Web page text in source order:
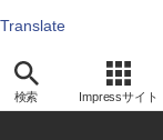
Translate
検索 Impressサイト